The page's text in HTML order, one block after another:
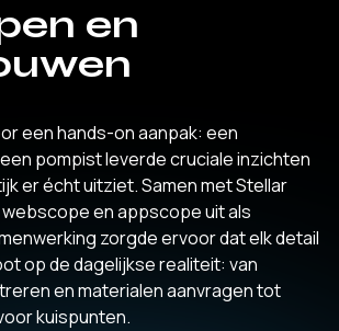
en
een hands-on aanpak: een
pompist leverde cruciale inzichten
er écht uitziet. Samen met Stellar
en appscope uit als
zorgde ervoor dat elk detail
op de dagelijkse realiteit: van
en materialen aanvragen tot
kuispunten.